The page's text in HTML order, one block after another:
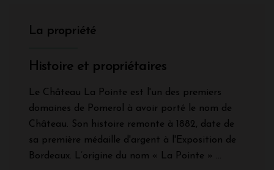
La propriété
Histoire et propriétaires
Le Château La Pointe est l'un des premiers
domaines de Pomerol à avoir porté le nom de
Château. Son histoire remonte à 1882, date de
sa première médaille d'argent à l'Exposition de
Bordeaux. L’origine du nom « La Pointe » ...